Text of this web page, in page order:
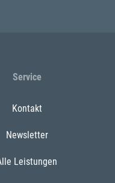
Service
Kontakt
Newsletter
Leistungen